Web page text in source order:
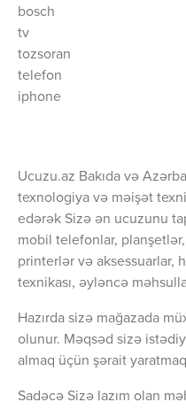
bosch
tv
tozsoran
telefon
iphone
Ucuzu.az Bakıda və
texnologiya və məişət
edərək Sizə ən ucuzunu
mobil telefonlar,
printerlər və aksessuarlar,
texnikası, əyləncə
Hazırda sizə mağazada
olunur. Məqsəd sizə
almaq üçün şərait
Sadəcə Sizə lazım olan